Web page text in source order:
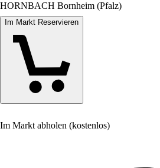
HORNBACH Bornheim (Pfalz)
Im Markt Reservieren
Im Markt abholen (kostenlos)